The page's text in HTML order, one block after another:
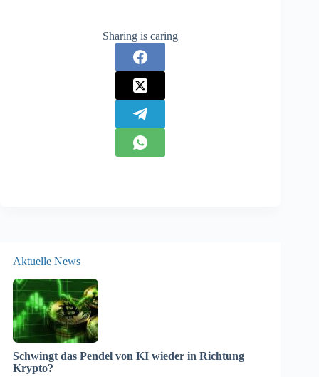
Sharing is caring
Aktuelle News
Schwingt das Pendel von KI wieder in Richtung
Krypto?